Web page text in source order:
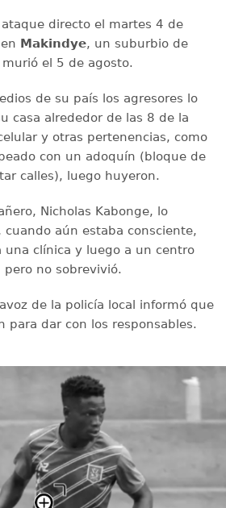
directo el martes 4 de
Makindye, un suburbio de
el 5 de agosto.
de su país los agresores lo
casa alrededor de las 8 de la
y otras pertenencias, como
con un adoquín (bloque de
calles), luego huyeron.
Nicholas Kabonge, lo
aún estaba consciente,
una clínica y luego a un centro
no sobrevivió.
de la policía local informó que
para dar con los responsables.